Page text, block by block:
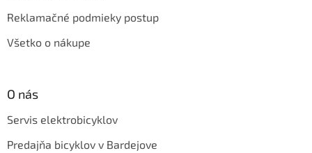
Reklamačné podmieky postup
Všetko o nákupe
O nás
Servis elektrobicyklov
Predajňa bicyklov v Bardejove